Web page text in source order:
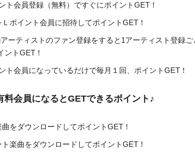
ト会員登録（無料）ですぐにポイントGET！
ポイント会員に招待してポイントGET！
ーティストのファン登録をすると1アーティスト登録ご
ントGET！
ト会員になっているだけで毎月１回、ポイントGET！
料会員になるとGETできるポイント♪
曲をダウンロードしてポイントGET！
ト楽曲をダウンロードしてポイントGET！